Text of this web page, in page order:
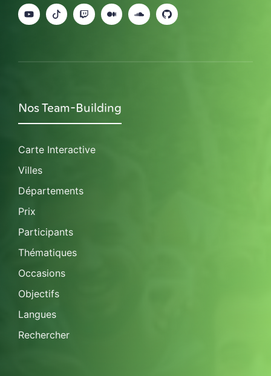
Nos Team-Building
Carte Interactive
Villes
Départements
Prix
Participants
Thématiques
Occasions
Objectifs
Langues
Rechercher